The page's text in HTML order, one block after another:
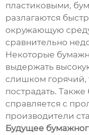
пластиковыми,
разлагаются
окружающую
сравнительно
Некоторые
выдержать
слишком горячий,
пострадать. Также
справляется с
производители
Будущее